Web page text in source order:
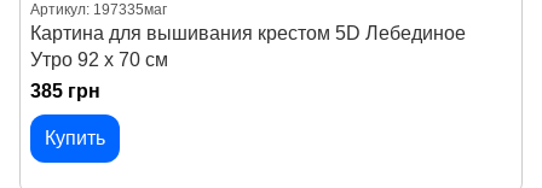
Артикул: 197335маг
Картина для вышивания крестом 5D Лебединое
Утро 92 х 70 см
385 грн
Купить